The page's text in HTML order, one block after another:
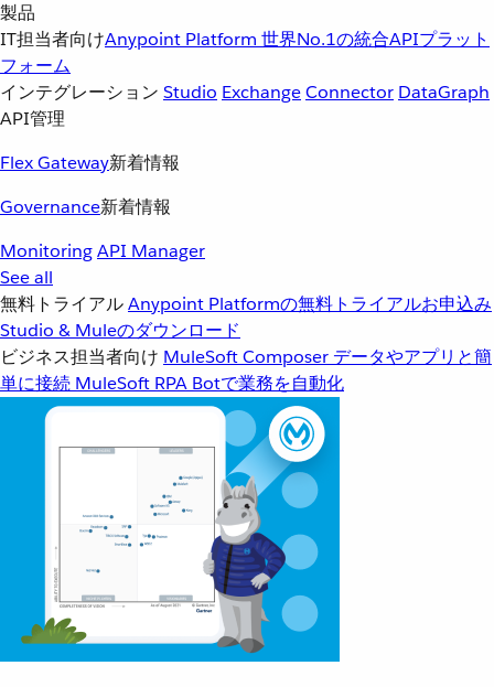
製品
IT担当者向けAnypoint Platform 世界No.1の統合APIプラット
フォーム
インテグレーション Studio ExchangeConnector DataGraph
API管理
Flex Gateway新着情報
Governance新着情報
MonitoringAPI Manager
See all
無料トライアルAnypoint Platformの無料トライアルお申込み
Studio & Muleのダウンロード
ビジネス担当者向け MuleSoft Composer データやアプリと簡
単に接続 MuleSoft RPA Botで業務を自動化